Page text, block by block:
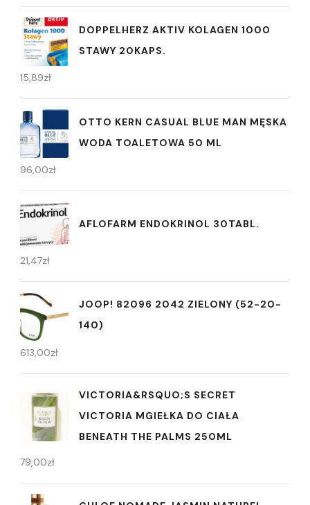
DOPPELHERZ AKTIV KOLAGEN 1000
STAWY 20KAPS.
15,89zł
OTTO KERN CASUAL BLUE MAN MĘSKA
WODA TOALETOWA 50 ML
96,00zł
AFLOFARM ENDOKRINOL 30TABL.
21,47zł
JOOP! 82096 2042 ZIELONY (52-20-
140)
613,00zł
VICTORIA&RSQUO;S SECRET
VICTORIA MGIEŁKA DO CIAŁA
BENEATH THE PALMS 250ML
79,00zł